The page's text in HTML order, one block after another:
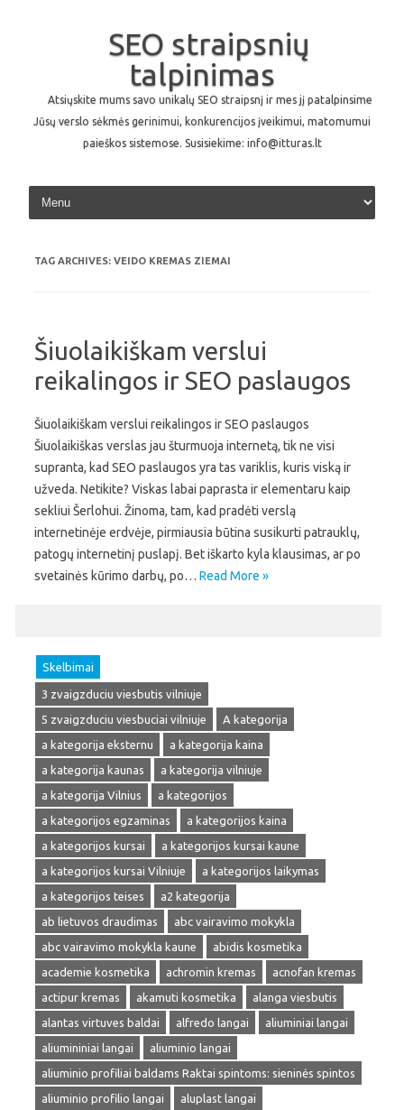
SEO straipsnių
talpinimas
Atsiųskite mums savo unikalų SEO straipsnį ir mes jį patalpinsime
Jūsų verslo sėkmės gerinimui, konkurencijos įveikimui, matomumui
paieškos sistemose. Susisiekime: info@itturas.lt
Skip to content
TAG ARCHIVES: VEIDO KREMAS ZIEMAI
Šiuolaikiškam verslui
reikalingos ir SEO paslaugos
Šiuolaikiškam verslui reikalingos ir SEO paslaugos
Šiuolaikiškas verslas jau šturmuoja internetą, tik ne visi
supranta, kad SEO paslaugos yra tas variklis, kuris viską ir
užveda. Netikite? Viskas labai paprasta ir elementaru kaip
sekliui Šerlohui. Žinoma, tam, kad pradėti verslą
internetinėje erdvėje, pirmiausia būtina susikurti patrauklų,
patogų internetinį puslapį. Bet iškarto kyla klausimas, ar po
svetainės kūrimo darbų, po… Read More »
Skelbimai
3 zvaigzduciu viesbutis vilniuje
5 zvaigzduciu viesbuciai vilniuje
A kategorija
a kategorija eksternu
a kategorija kaina
a kategorija kaunas
a kategorija vilniuje
a kategorija Vilnius
a kategorijos
a kategorijos egzaminas
a kategorijos kaina
a kategorijos kursai
a kategorijos kursai kaune
a kategorijos kursai Vilniuje
a kategorijos laikymas
a kategorijos teises
a2 kategorija
ab lietuvos draudimas
abc vairavimo mokykla
abc vairavimo mokykla kaune
abidis kosmetika
academie kosmetika
achromin kremas
acnofan kremas
actipur kremas
akamuti kosmetika
alanga viesbutis
alantas virtuves baldai
alfredo langai
aliuminiai langai
aliumininiai langai
aliuminio langai
aliuminio profiliai baldams Raktai spintoms: sieninės spintos
aliuminio profilio langai
aluplast langai